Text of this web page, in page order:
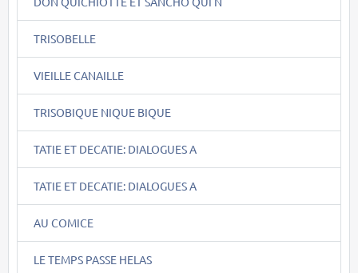
TRISOBELLE
VIEILLE CANAILLE
TRISOBIQUE NIQUE BIQUE
TATIE ET DECATIE: DIALOGUES A
TATIE ET DECATIE: DIALOGUES A
AU COMICE
LE TEMPS PASSE HELAS